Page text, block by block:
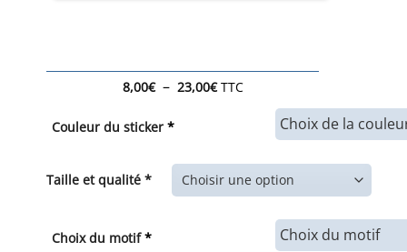
8,00€ – 23,00€Plage
TTC
Couleur du sticker*
Taille et qualité *
Choix du motif*